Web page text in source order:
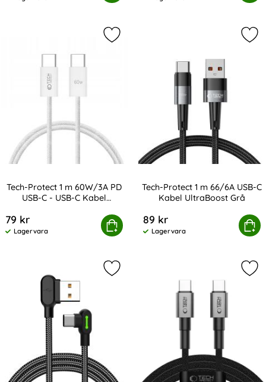
Tillgänglighet: Tillgänglighet:
Tech-Protect 1 m 60W/3A PD
USB-C - USB-C Kabel
79 kr
Tillgänglighet:
Lagervara
Köp
1 m 60W/3A PD USB-C - USB-C Kabel UltraBoost Vit
Markera tech-Protect 1 m 60W/3A
Tech-Protect 1 m 66/6A USB-C
Kabel UltraBoost Grå
89 kr
Tillgänglighet:
Lagervara
Köp
Tech-Protect 1 m 66/6A
Markera mcdodo 3m 2A USB-C